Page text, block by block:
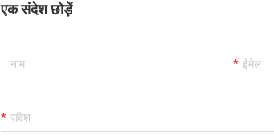
एक संदेश छोड़ें